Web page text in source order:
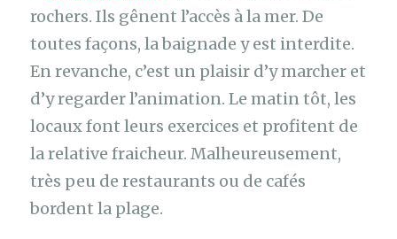
rochers. Ils gênent l’accès à la mer. De
toutes façons, la baignade y est interdite.
En revanche, c’est un plaisir d’y marcher et
d’y regarder l’animation. Le matin tôt, les
locaux font leurs exercices et profitent de
la relative fraicheur. Malheureusement,
très peu de restaurants ou de cafés
bordent la plage.